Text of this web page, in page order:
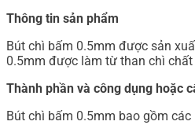
Thông tin sản phẩm
Bút chì bấm 0.5mm được sản
0.5mm được làm từ than chì
Thành phần và công dụng hoặc
Bút chì bấm 0.5mm bao gồm